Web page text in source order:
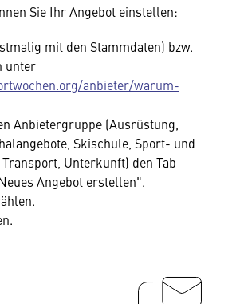
Sie Ihr Angebot einstellen:
mit den Stammdaten) bzw.
unter
anbieter/warum-
Anbietergruppe (Ausrüstung,
Skischule, Sport- und
Unterkunft) den Tab
Angebot erstellen".